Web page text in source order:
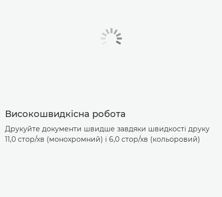
Високошвидкісна робота
Друкуйте документи швидше завдяки швидкості друку
11,0 стор/хв (монохромний) і 6,0 стор/хв (кольоровий)